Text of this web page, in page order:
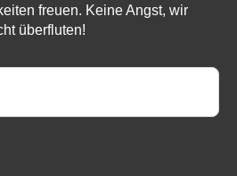
freuen. Keine Angst, wir
überfluten!
vereinbaren